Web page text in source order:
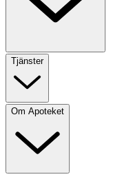
Tjänster
Om Apoteket